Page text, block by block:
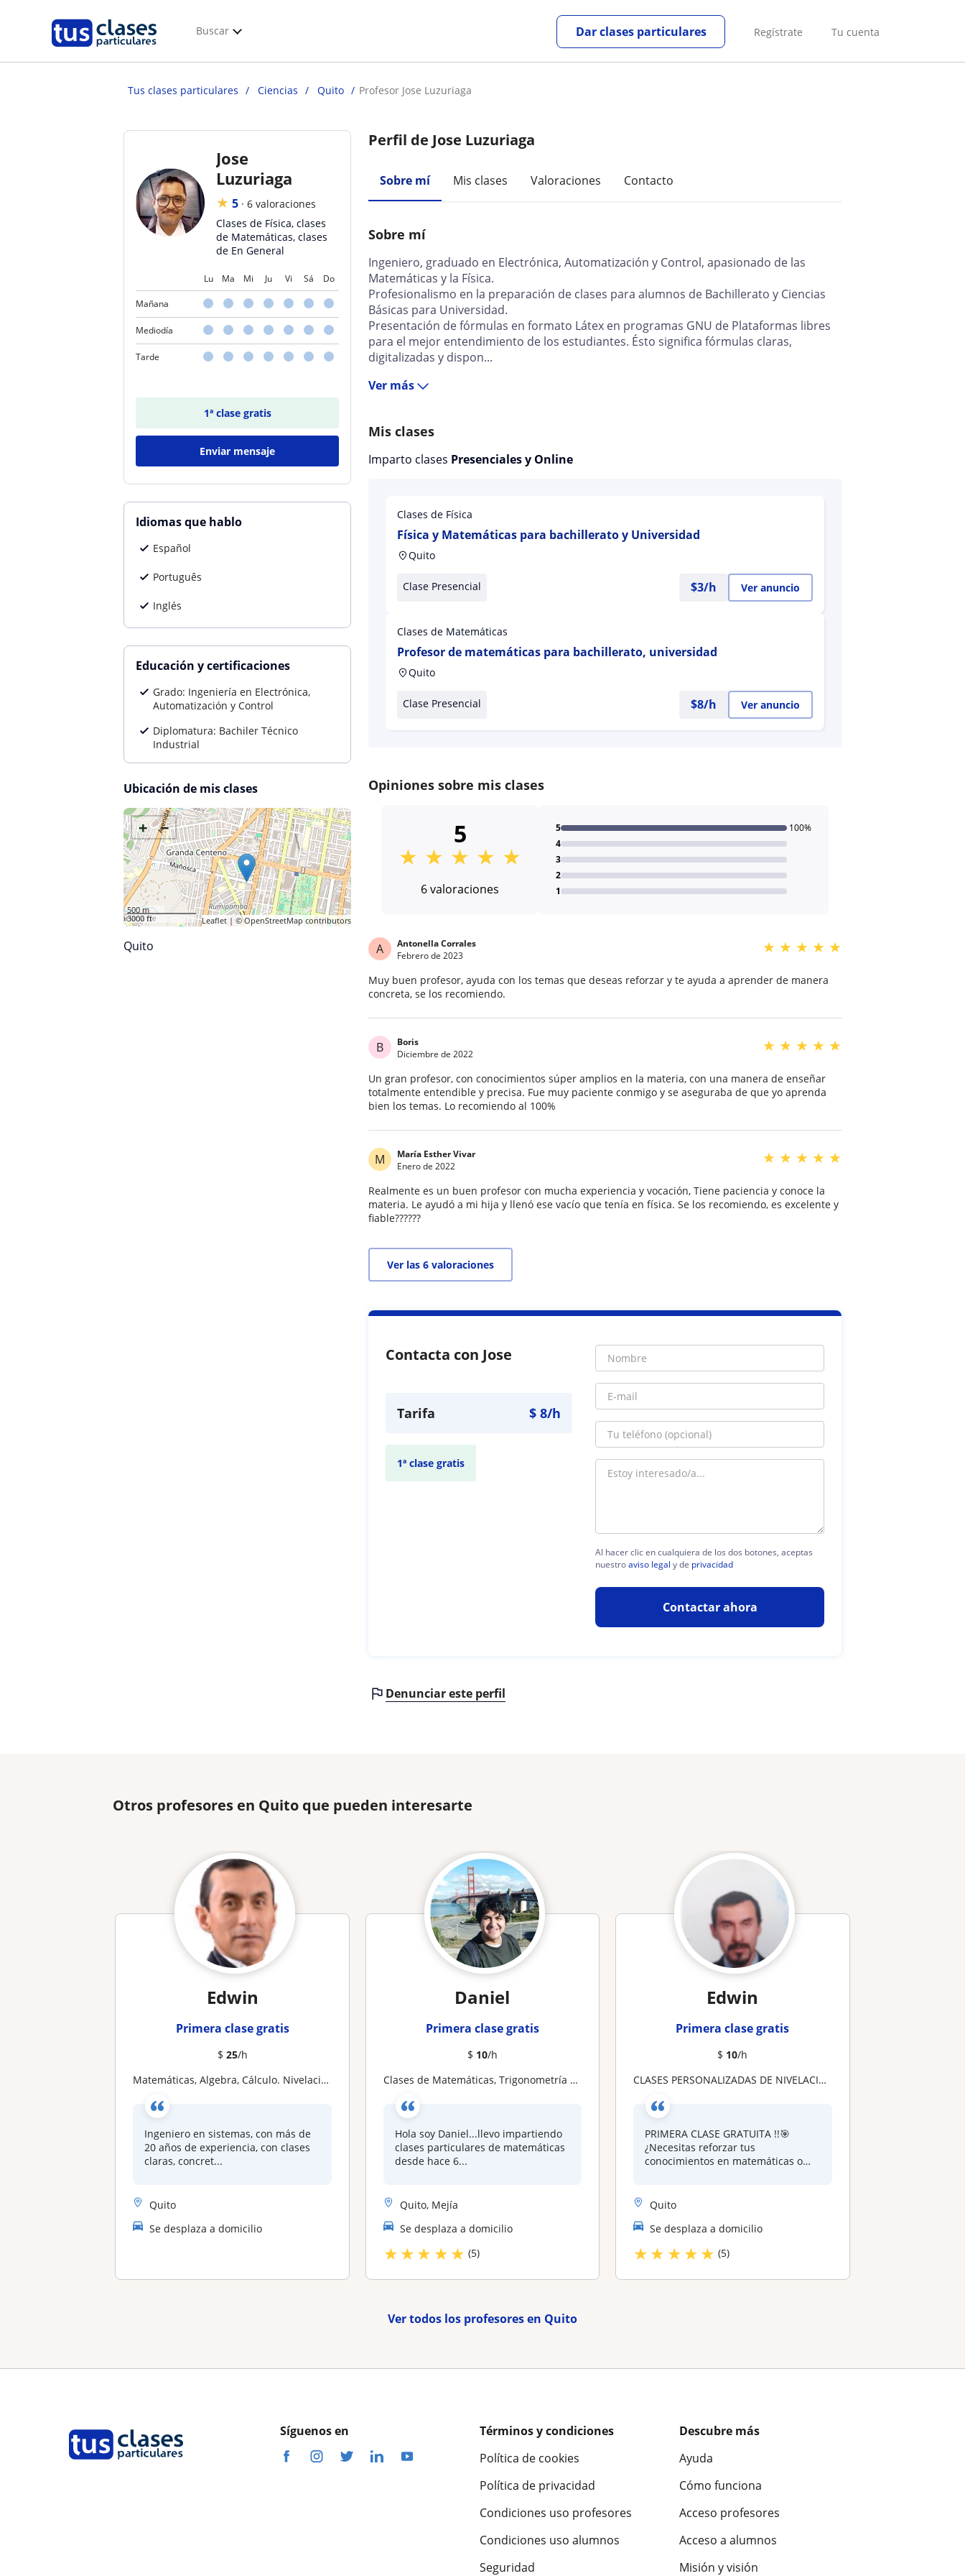
Buscar Regístrate Tu cuenta
Dar clases particulares
Tus clases particulares Ciencias Quito Profesor Jose Luzuriaga
Jose
Luzuriaga
★ 5 · 6 valoraciones
Clases de Física, clases
de Matemáticas, clases
de En General
Lu Ma Mi Ju Vi Sá Do
Mañana
Mediodía
Tarde
1ª clase gratis
Enviar mensaje
Idiomas que hablo
Español
Português
Inglés
Educación y certificaciones
Grado: Ingeniería en Electrónica,
Automatización y Control
Diplomatura: Bachiler Técnico
Industrial
Ubicación de mis clases
+ −
500 m
3000 ft
Leaflet| ©OpenStreetMapcontributors
Quito
Perfil de Jose Luzuriaga
Sobre mí Mis clases Valoraciones Contacto
Sobre mí
Ingeniero, graduado en Electrónica, Automatización y Control, apasionado de las
Matemáticas y la Física.
Profesionalismo en la preparación de clases para alumnos de Bachillerato y Ciencias
Básicas para Universidad.
Presentación de fórmulas en formato Látex en programas GNU de Plataformas libres
para el mejor entendimiento de los estudiantes. Ésto significa fórmulas claras,
digitalizadas y dispon...
Ver más
Mis clases
Imparto clases Presenciales y Online
Clases de Física
Física y Matemáticas para bachillerato y Universidad
Quito
Clase Presencial $3/h Ver anuncio
Clases de Matemáticas
Profesor de matemáticas para bachillerato, universidad
Quito
Clase Presencial $8/h Ver anuncio
Opiniones sobre mis clases
5
★ ★ ★ ★ ★
6 valoraciones 1
2
3
4
5 100%
A
Antonella Corrales
Febrero de 2023
★ ★ ★ ★ ★
Muy buen profesor, ayuda con los temas que deseas reforzar y te ayuda a aprender de manera
concreta, se los recomiendo.
B
Boris
Diciembre de 2022
★ ★ ★ ★ ★
Un gran profesor, con conocimientos súper amplios en la materia, con una manera de enseñar
totalmente entendible y precisa. Fue muy paciente conmigo y se aseguraba de que yo aprenda
bien los temas. Lo recomiendo al 100%
M
María Esther Vivar
Enero de 2022
★ ★ ★ ★ ★
Realmente es un buen profesor con mucha experiencia y vocación, Tiene paciencia y conoce la
materia. Le ayudó a mi hija y llenó ese vacío que tenía en física. Se los recomiendo, es excelente y
fiable??????
Ver las 6 valoraciones
Contacta con Jose
Tarifa $8/h
1ª clase gratis
Al hacer clic en cualquiera de los dos botones, aceptas
nuestroaviso legal y de privacidad
Contactar ahora
Denunciar este perfil
Otros profesores en Quito que pueden interesarte
Edwin
Primera clase gratis
$ 25/h
Matemáticas, Algebra, Cálculo. Nivelaciones, secundaria, universidad
Ingeniero en sistemas, con más de
20 años de experiencia, con clases
claras, concret...
Quito
Se desplaza a domicilio
Daniel
Primera clase gratis
$ 10/h
Clases de Matemáticas, Trigonometría y Geometría para bachillerato
Hola soy Daniel...llevo impartiendo
clases particulares de matemáticas
desde hace 6...
Quito, Mejía
Se desplaza a domicilio
★★★ ★★ (5)
Edwin
Primera clase gratis
$ 10/h
CLASES PERSONALIZADAS DE NIVELACIÓN EN MATEMÁTICAS
PRIMERA CLASE GRATUITA !!🎯
¿Necesitas reforzar tus
conocimientos en matemáticas o
Quito
Se desplaza a domicilio
★★ ★★★ (5)
Ver todos los profesores en Quito
Síguenos en
Términos y condiciones
Política de cookies
Política de privacidad
Condiciones uso profesores
Condiciones uso alumnos
Seguridad
Descubre más
Ayuda
Cómo funciona
Acceso profesores
Acceso a alumnos
Misión y visión